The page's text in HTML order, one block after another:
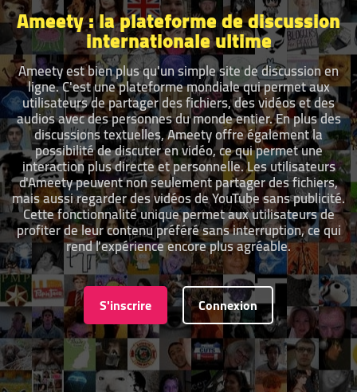
Ameety : la plateforme de discussion
internationale ultime
Ameety est bien plus qu'un simple site de discussion en
ligne. C'est une plateforme mondiale qui permet aux
utilisateurs de partager des fichiers, des vidéos et des
audios avec des personnes du monde entier. En plus des
discussions textuelles, Ameety offre également la
possibilité de discuter en vidéo, ce qui permet une
interaction plus directe et personnelle. Les utilisateurs
d'Ameety peuvent non seulement partager des fichiers,
mais aussi regarder des vidéos de YouTube sans publicité.
Cette fonctionnalité unique permet aux utilisateurs de
profiter de leur contenu préféré sans interruption, ce qui
rend l'expérience encore plus agréable.
S'inscrire Connexion